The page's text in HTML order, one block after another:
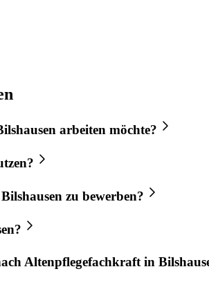
arbeiten möchte?
Bilshausen zu bewerben?
?
Altenpflegefachkraftin